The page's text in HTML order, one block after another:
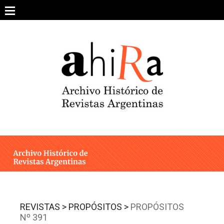
content
ARCHIVO DE REVISTAS
ESTUDIOS CRÍTICOS
INTEGRANTES
CONTACTO
REVISTAS > PROPÓSITOS > PROPÓSITOS
Nº 391